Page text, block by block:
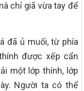
chỉ giã vừa tay để
đã ủ muối, từ phía
được xếp cẩn
một lớp thính, lớp
Người ta có thể